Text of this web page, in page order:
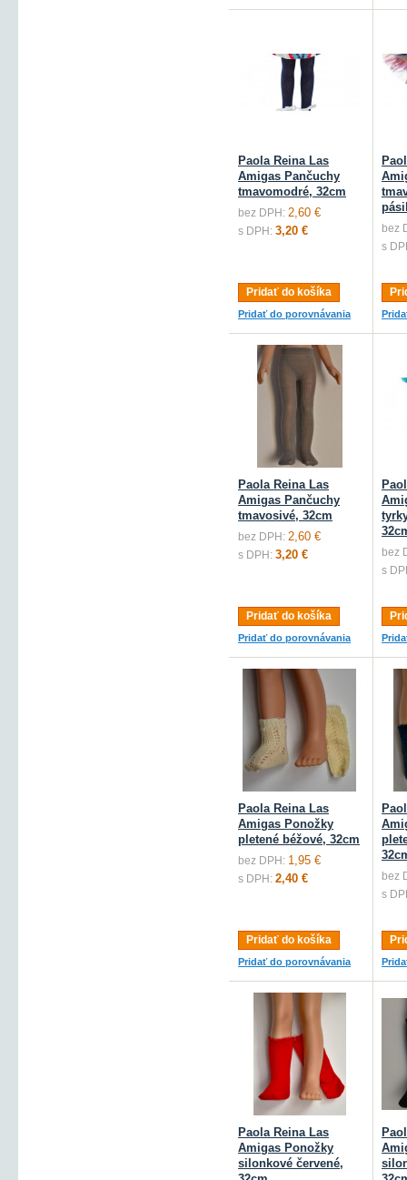
Paola Reina Las
Amigas Pančuchy
tmavomodré, 32cm
bez DPH: 2,60 €
s DPH: 3,20 €
Pridať do košíka
Pridať do porovnávania
bez
s
Paola Reina Las
Amigas Pančuchy
tmavosivé, 32cm
bez DPH: 2,60 €
s DPH: 3,20 €
Pridať do košíka
Pridať do porovnávania
bez
s
Paola Reina Las
Amigas Ponožky
pletené béžové, 32cm
bez DPH: 1,95 €
s DPH: 2,40 €
Pridať do košíka
Pridať do porovnávania
bez
s
Paola Reina Las
Amigas Ponožky
silonkové červené,